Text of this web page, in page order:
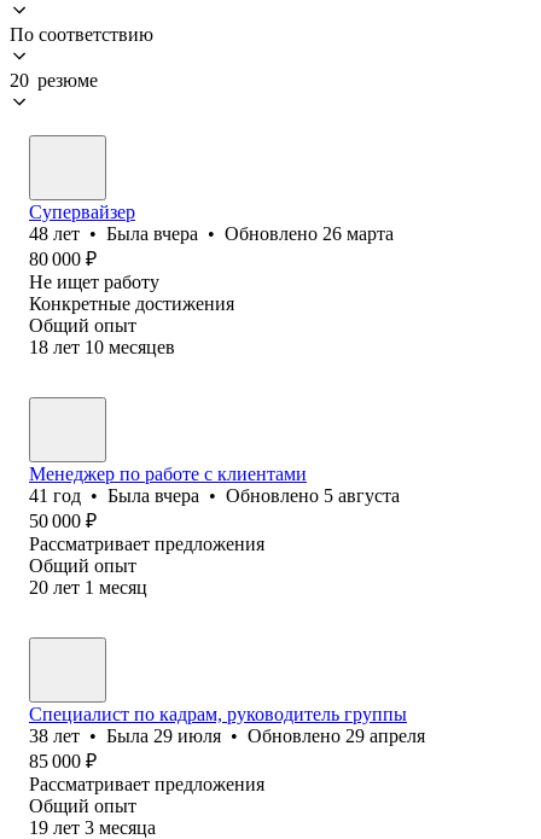
По соответствию
20 резюме
Супервайзер
48 лет • Была вчера • Обновлено 26 марта
80 000 ₽
Не ищет работу
Конкретные достижения
Общий опыт
18 лет 10 месяцев
Менеджер по работе с клиентами
41 год • Была вчера • Обновлено 5 августа
50 000 ₽
Рассматривает предложения
Общий опыт
20 лет 1 месяц
Специалист по кадрам, руководитель группы
38 лет • Была 29 июля • Обновлено 29 апреля
85 000 ₽
Рассматривает предложения
Общий опыт
19 лет 3 месяца